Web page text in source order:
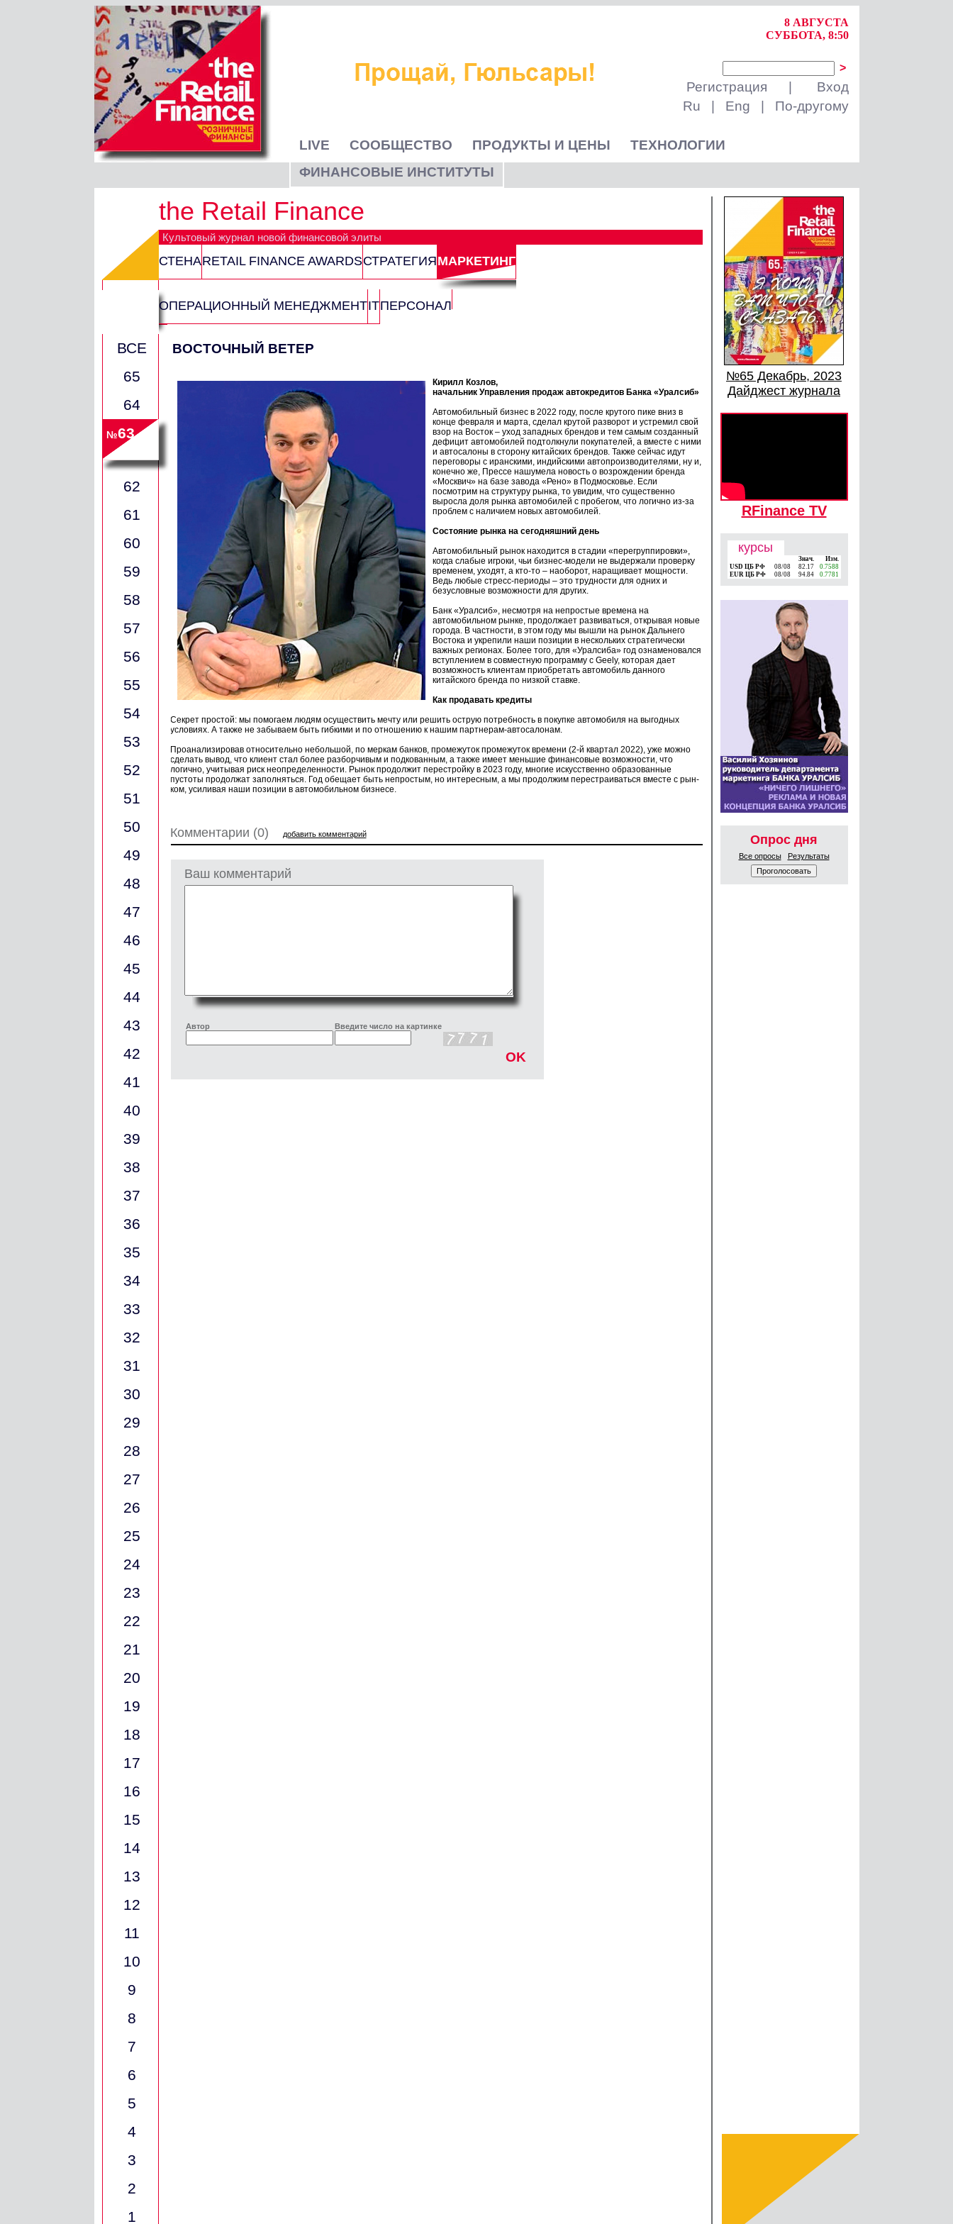
8 АВГУСТА
СУББОТА, 8:50
>
Регистрация
Вход
Ru
Eng По-другому
LIVE СООБЩЕСТВО ПРОДУКТЫ И ЦЕНЫ
ТЕХНОЛОГИИ
ФИНАНСОВЫЕ ИНСТИТУТЫ
the Retail Finance
Культовый журнал новой финансовой элиты
СТЕНАRETAIL FINANCE AWARDSСТРАТЕГИЯМАРКЕТИНГ
ОПЕРАЦИОННЫЙ МЕНЕДЖМЕНТITПЕРСОНАЛ
ВОСТОЧНЫЙ ВЕТЕР
Кирилл Козлов,
начальник Управления продаж автокредитов Банка «Уралсиб»
Автомобильный бизнес в 2022 году, после крутого пике вниз в
конце февраля и марта, сделал крутой разворот и устремил свой
взор на Восток – уход западных брендов и тем самым созданный
дефицит автомобилей подтолкнули покупателей, а вместе с ними
и автосалоны в сторону китайских брендов. Также сейчас идут
переговоры с иранскими, индийскими автопроизводителями, ну и,
конечно же, Прессе нашумела новость о возрождении бренда
«Москвич» на базе завода «Рено» в Подмосковье. Если
посмотрим на структуру рынка, то увидим, что существенно
выросла доля рынка автомобилей с пробегом, что логично из‑за
проблем с наличием новых автомобилей.
Состояние рынка на сегодняшний день
Автомобильный рынок находится в стадии «перегруппировки»,
когда слабые игроки, чьи бизнес-модели не выдержали проверку
временем, уходят, а кто‑то – наоборот, наращивает мощности.
Ведь любые стресс-периоды – это трудности для одних и
безусловные возможности для других.
Банк «Уралсиб», несмотря на не­простые времена на
автомобильном рынке, продолжает развиваться, откры­вая новые
города. В частности, в этом году мы вышли на рынок Дальнего
Востока и укрепили наши позиции в нескольких стратегически
важных регионах. Более того, для «Уралсиба» год ознаменовался
вступлением в совместную программу с Geely, которая дает
возможность кли­ентам приобретать автомобиль данного
китайского бренда по низкой ставке.
Как продавать кредиты
Секрет простой: мы помогаем людям осуществить мечту или решить острую потребность в по­купке автомобиля на выгодных
условиях. А также не забываем быть гибкими и по отношению к нашим партнерам-автосалонам.
Проанализировав относительно небольшой, по меркам банков, промежуток промежуток времени (2-й квартал 2022), уже можно
сделать вывод, что клиент стал более разборчивым и подкованным, а также имеет меньшие финансовые возмож­ности, что
логично, учитывая риск не­определенности. Рынок продолжит пе­рестройку в 2023 году, многие искус­ственно образованные
пустоты про­должат заполняться. Год обещает быть непростым, но интересным, а мы про­должим перестраиваться вместе с рын­
ком, усиливая наши позиции в авто­мобильном бизнесе.
Комментарии (0) добавить комментарий
Ваш комментарий
Автор Введите число на картинке
OK
ВСЕ
65
64
№63
62
61
60
59
58
57
56
55
54
53
52
51
50
49
48
47
46
45
44
43
42
41
40
39
38
37
36
35
34
33
32
31
30
29
28
27
26
25
24
23
22
21
20
19
18
17
16
15
14
13
12
11
10
9
8
7
6
5
4
3
2
1
№65 Декабрь, 2023
Дайджест журнала
RFinance TV
курсы
Знач.
Изм.
USD ЦБ РФ
08/08 82.17
0.7588
EUR ЦБ РФ
08/08 94.84 0.7781
Опрос дня
Все опросы Результаты